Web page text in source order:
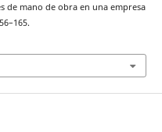
de mano de obra en una empresa